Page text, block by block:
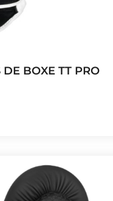
DE BOXE TT PRO